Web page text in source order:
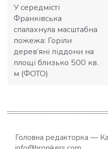
У середмісті
Франківська
спалахнула масштабна
пожежа: Горіли
дерев’яні піддони на
площі близько 500 кв.
м (ФОТО)
Головна редакторка —